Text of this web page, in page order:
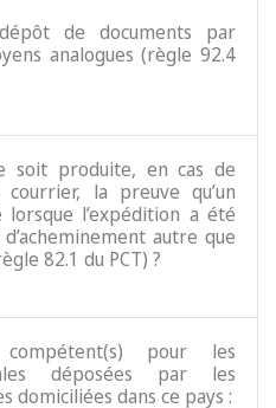
de documents par
analogues (règle 92.4
soit produite, en cas de
la preuve qu’un
l’expédition a été
autre que
82.1 du PCT) ?
compétent(s) pour les
déposées par les
domiciliées dans ce pays :